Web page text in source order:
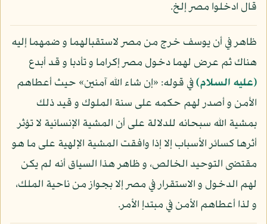
قال ادخلوا مصر إلخ.
ظاهر في أن يوسف خرج من مصر لاستقبالهما و ضمهما إليه
هناك ثم عرض لهما دخول مصر إكراما و تأدبا و قد أبدع
(عليه السلام)في قوله: «إن شاء الله آمنين» حيث أعطاهم
الأمن و أصدر لهم حكمه على سنة الملوك و قيد ذلك
بمشية الله سبحانه للدلالة على أن المشية الإنسانية لا تؤثر
أثرها كسائر الأسباب إلا إذا وافقت المشية الإلهية على ما هو
مقتضى التوحيد الخالص، و ظاهر هذا السياق أنه لم يكن
لهم الدخول و الاستقرار في مصر إلا بجواز من ناحية الملك،
و لذا أعطاهم الأمن في مبتدإ الأمر.